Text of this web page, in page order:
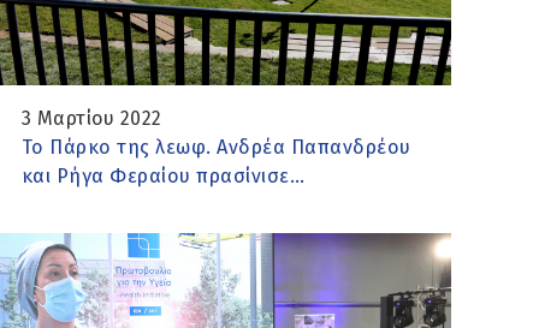
3 Μαρτίου 2022
Το Πάρκο της λεωφ. Ανδρέα Παπανδρέου
και Ρήγα Φεραίου πρασίνισε…